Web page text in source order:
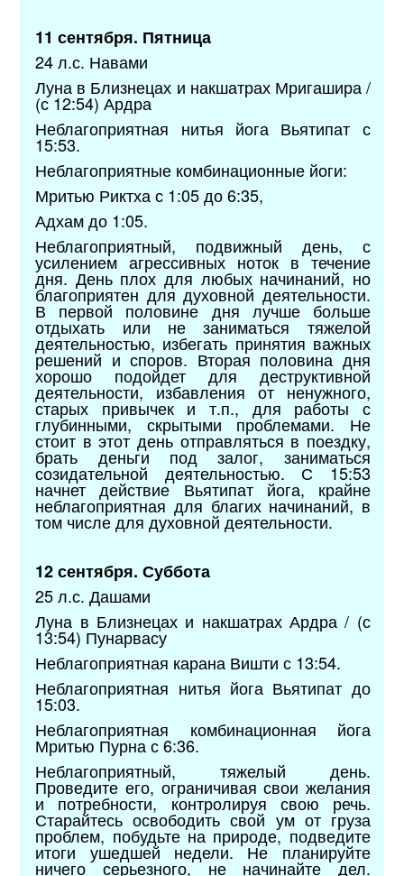
11 сентября. Пятница
24 л.с. Навами
Луна в Близнецах и накшатрах Мригашира /
(с 12:54) Ардра
Неблагоприятная нитья йога Вьятипат с
15:53.
Неблагоприятные комбинационные йоги:
Мритью Риктха с 1:05 до 6:35,
Адхам до 1:05.
Неблагоприятный, подвижный день, с
усилением агрессивных ноток в течение
дня. День плох для любых начинаний, но
благоприятен для духовной деятельности.
В первой половине дня лучше больше
отдыхать или не заниматься тяжелой
деятельностью, избегать принятия важных
решений и споров. Вторая половина дня
хорошо подойдет для деструктивной
деятельности, избавления от ненужного,
старых привычек и т.п., для работы с
глубинными, скрытыми проблемами. Не
стоит в этот день отправляться в поездку,
брать деньги под залог, заниматься
созидательной деятельностью. С 15:53
начнет действие Вьятипат йога, крайне
неблагоприятная для благих начинаний, в
том числе для духовной деятельности.
12 сентября. Суббота
25 л.с. Дашами
Луна в Близнецах и накшатрах Ардра / (с
13:54) Пунарвасу
Неблагоприятная карана Вишти с 13:54.
Неблагоприятная нитья йога Вьятипат до
15:03.
Неблагоприятная комбинационная йога
Мритью Пурна с 6:36.
Неблагоприятный, тяжелый день.
Проведите его, ограничивая свои желания
и потребности, контролируя свою речь.
Старайтесь освободить свой ум от груза
проблем, побудьте на природе, подведите
итоги ушедшей недели. Не планируйте
ничего серьезного, не начинайте дел.